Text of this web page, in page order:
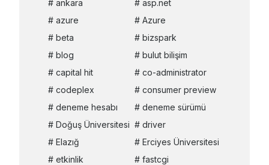
ankara
asp.net
azure
Azure
beta
bizspark
blog
bulut bilişim
capital hit
co-administrator
codeplex
consumer preview
deneme hesabı
deneme sürümü
Doğuş Üniversitesi
driver
Elazığ
Erciyes Üniversitesi
etkinlik
fastcgi